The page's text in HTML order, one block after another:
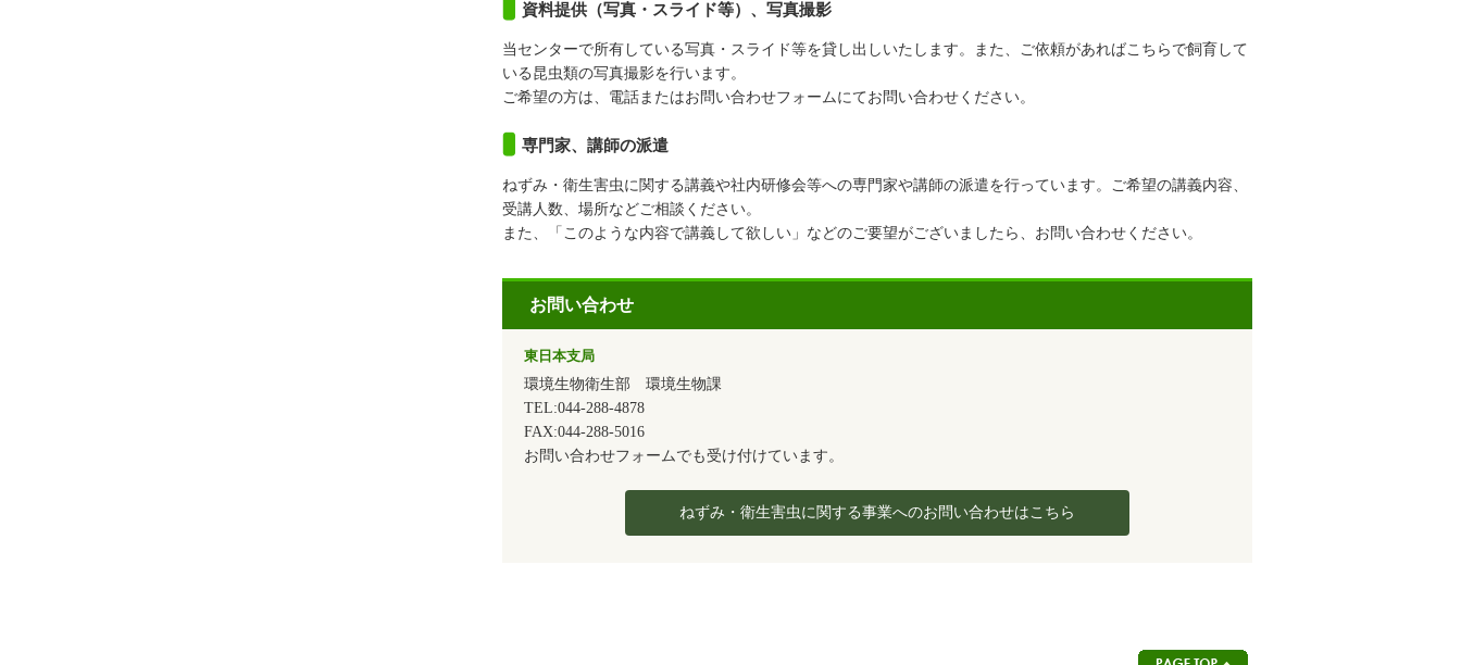
資料提供（写真・スライド等）、写真撮影
当センターで所有している写真・スライド等を貸し出しいたします。また、ご依頼があればこちらで飼育して
いる昆虫類の写真撮影を行います。
ご希望の方は、電話またはお問い合わせフォームにてお問い合わせください。
専門家、講師の派遣
ねずみ・衛生害虫に関する講義や社内研修会等への専門家や講師の派遣を行っています。ご希望の講義内容、
受講人数、場所などご相談ください。
また、「このような内容で講義して欲しい」などのご要望がございましたら、お問い合わせください。
お問い合わせ
東日本支局
環境生物衛生部 環境生物課
TEL:044-288-4878
FAX:044-288-5016
お問い合わせフォームでも受け付けています。
ねずみ・衛生害虫に関する事業へのお問い合わせはこちら